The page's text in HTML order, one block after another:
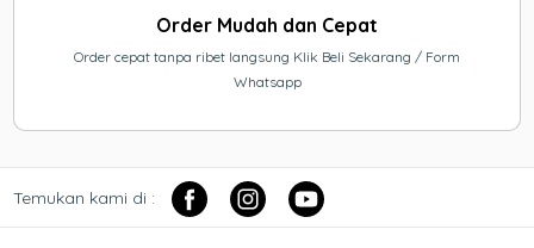
Order Mudah dan Cepat
Order cepat tanpa ribet langsung Klik Beli Sekarang / Form
Whatsapp
Temukan kami di :